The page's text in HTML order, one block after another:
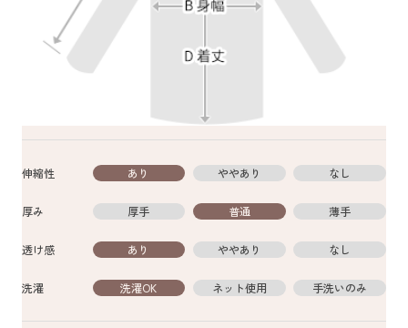
伸縮性 あり ややあり なし
厚み 厚手 普通 薄手
透け感 あり ややあり なし
洗濯 洗濯OK ネット使用 手洗いのみ